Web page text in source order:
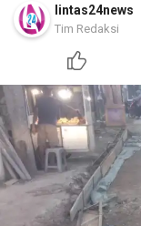
lintas24news
Tim Redaksi